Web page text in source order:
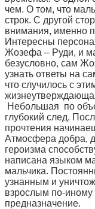
чем. О том, что
строк. С другой
внимания, именно
Интересны
Жозефа – Руди, и
безусловно, сам
узнать ответы на
что случилось с
Небольшая по
глубокий след.
прочтения
Атмосфера добра,
героизма
написана языком
мальчика.
узнанным и
взрослым по-иному
предназначение.